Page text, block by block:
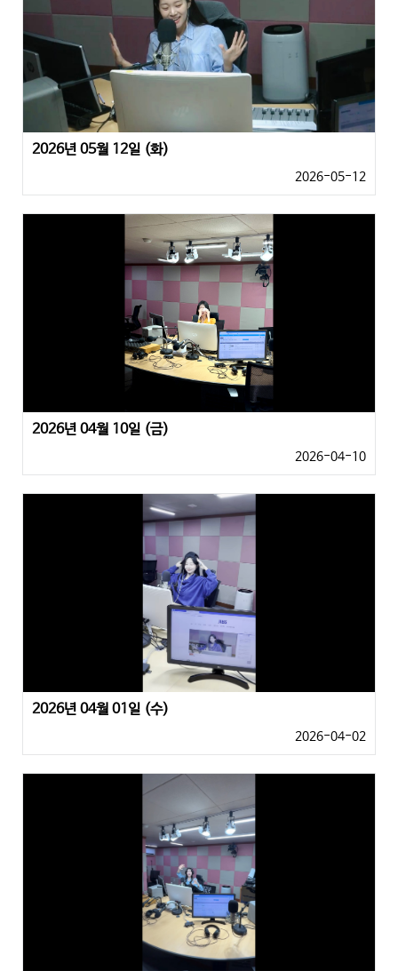
2026년 05월 12일 (화)
2026-05-12
2026년 04월 10일 (금)
2026-04-10
2026년 04월 01일 (수)
2026-04-02